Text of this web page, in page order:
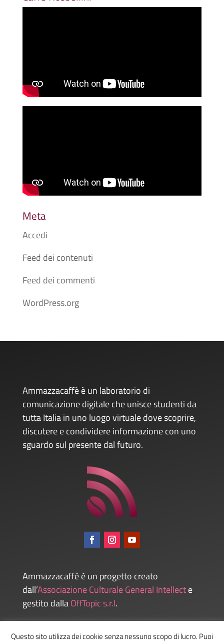
Meta
Accedi
Feed dei contenuti
Feed dei commenti
WordPress.org
Ammazzacaffè è un laboratorio di
comunicazione digitale che unisce studenti da
tutta Italia in uno luogo virtuale dove scoprire,
discutere e condividere informazione con uno
sguardo sul presente dal futuro.
Ammazzacaffè è un progetto creato
dall’Associazione Culturale General Intellecte
gestito dallaOffTopic s.r.l.
Questo sito utilizza dei cookie senza nessuno scopo di lucro. Puoi